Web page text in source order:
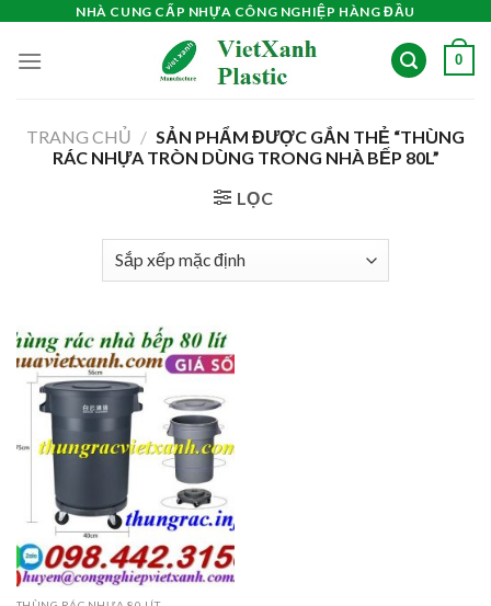
content
NHÀ CUNG CẤP NHỰA CÔNG NGHIỆP HÀNG ĐẦU
0
TRANG CHỦ / SẢN PHẨM ĐƯỢC GẮN THẺ “THÙNG
RÁC NHỰA TRÒN DÙNG TRONG NHÀ BẾP 80L”
LỌC